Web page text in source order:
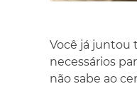
Você já juntou
necessários
não sabe ao